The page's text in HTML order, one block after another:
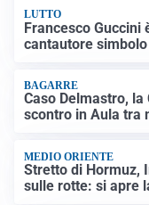
LUTTO
Francesco Guccini
cantautore
BAGARRE
Caso Delmastro, la
scontro in Aula tra
MEDIO ORIENTE
Stretto di Hormuz,
sulle rotte: si apre